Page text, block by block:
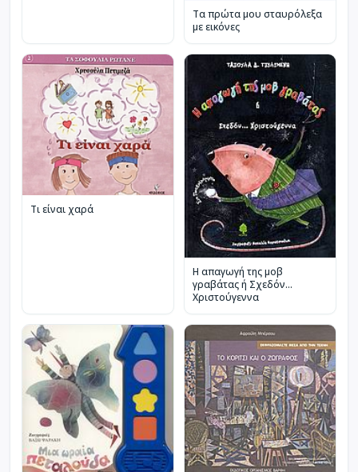
Τα πρώτα μου σταυρόλεξα
με εικόνες
Τι είναι χαρά
Η απαγωγή της μοβ
γραβάτας ή Σχεδόν...
Χριστούγεννα